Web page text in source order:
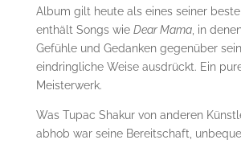
Album gilt heute als eines seiner
enthält Songs wie Dear Mama, in
Gefühle und Gedanken gegenüber
eindringliche Weise ausdrückt. Ein
Meisterwerk.
Was Tupac Shakur von anderen
abhob war seine Bereitschaft,